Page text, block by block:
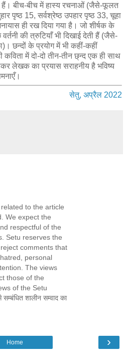
हैं। बीच-बीच में हास्य रचनाओं (जैसे-फूलत
पृष्ठ 15, सर्वश्रेष्ठ उपहार पृष्ठ 33, चूहा
ही रख दिया गया है। जो शीर्षक के
की त्रुटियाँ भी दिखाई देती हैं (जैसे-
छन्दों के प्रयोग में भी कहीं-कहीं
में दो-दो तीन-तीन छ्न्‍द एक ही साथ
लेखक का प्रयास सराहनीय है भविष्य
सेतु, अप्रैल 2022
to the article
We expect the
respectful of the
Setu reserves the
comments that
personal
The views
those of the
of the Setu
शालीन सम्वाद का
›
Home